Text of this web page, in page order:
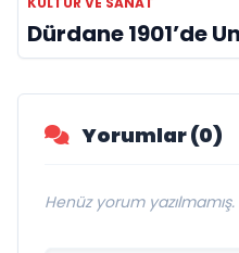
Dürdane 1901’de
Yorumlar (0)
Henüz yorum